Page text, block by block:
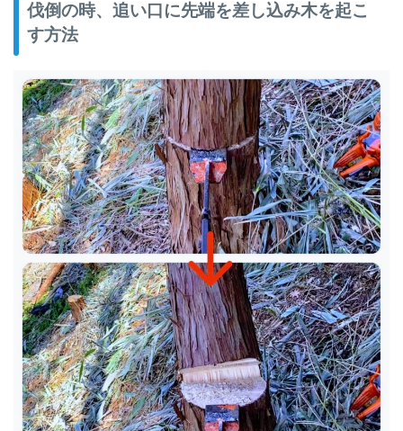
伐倒の時、追い口に先端を差し込み木を起こ
す方法